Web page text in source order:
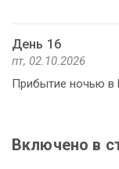
День 16
пт, 02.10.2026
Прибытие ночью в
Включено в